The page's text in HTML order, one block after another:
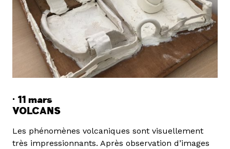
· 11 mars
VOLCANS
Les phénomènes volcaniques sont visuellement
très impressionnants. Après observation d’images